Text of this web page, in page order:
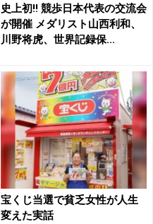
史上初!! 競歩日本代表の交流会
が開催 メダリスト山西利和、
川野将虎、世界記録保...
宝くじ当選で貧乏女性が人生
変えた実話